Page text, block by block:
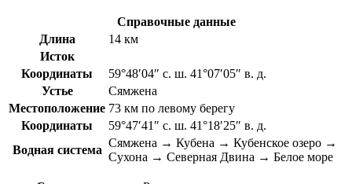
Справочные данные
Длина
14 км
Исток
Координаты
59°48′04″ с. ш. 41°07′05″ в. д.
Устье
Сямжена
Местоположение 73 км по левому берегу
Координаты
59°47′41″ с. ш. 41°18′25″ в. д.
Водная система
Сямжена → Кубена → Кубенское озеро →
Сухона → Северная Двина → Белое море